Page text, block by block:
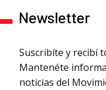
Newsletter
Suscribíte y recibí
Mantenéte
noticias del